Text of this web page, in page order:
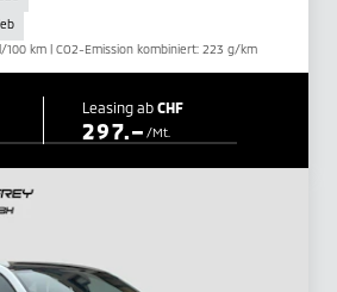
km | CO2-Emission kombiniert: 223 g/km
Leasing abCHF
297.–/Mt.